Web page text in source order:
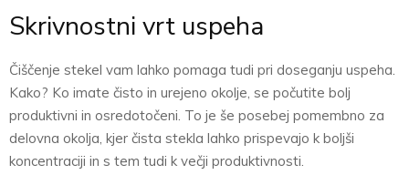
Skrivnostni vrt uspeha
Čiščenje stekel vam lahko pomaga tudi pri doseganju uspeha.
Kako? Ko imate čisto in urejeno okolje, se počutite bolj
produktivni in osredotočeni. To je še posebej pomembno za
delovna okolja, kjer čista stekla lahko prispevajo k boljši
koncentraciji in s tem tudi k večji produktivnosti.